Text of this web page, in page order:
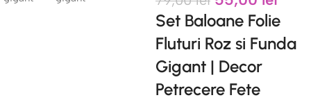
Set Baloane Folie
Fluturi Roz si Funda
Gigant | Decor
Petrecere Fete